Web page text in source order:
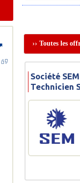
›› Toutes les
Société
Technicien